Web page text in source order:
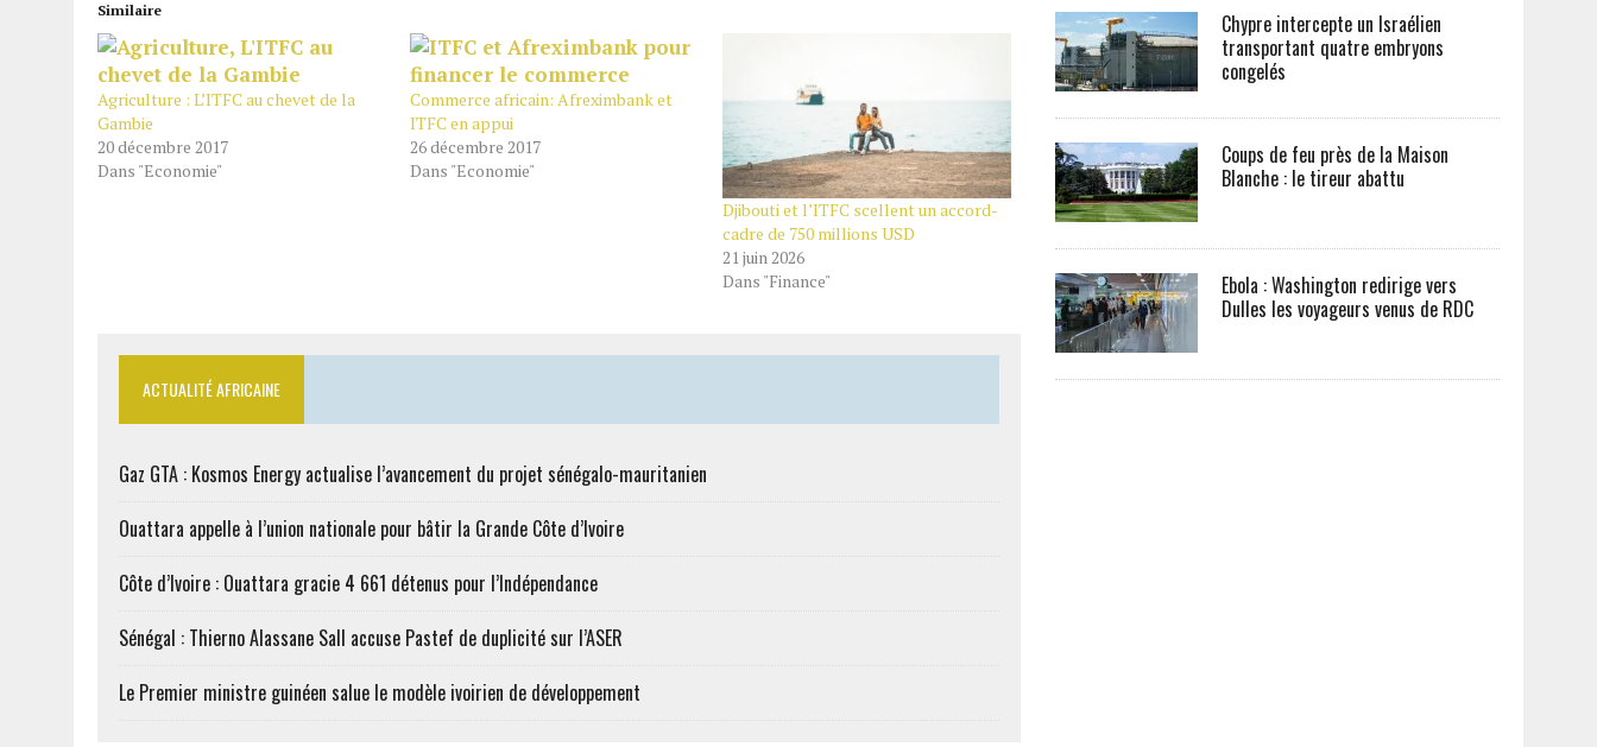
Similaire
Agriculture : L’ITFC au chevet de la
Gambie
20 décembre 2017
Dans "Economie"
Commerce africain: Afreximbank et
ITFC en appui
26 décembre 2017
Dans "Economie"
Djibouti et l’ITFC scellent un accord-
cadre de 750 millions USD
21 juin 2026
Dans "Finance"
ACTUALITÉ AFRICAINE
Gaz GTA : Kosmos Energy actualise l’avancement du projet sénégalo-mauritanien
Ouattara appelle à l’union nationale pour bâtir la Grande Côte d’Ivoire
Côte d’Ivoire : Ouattara gracie 4 661 détenus pour l’Indépendance
Sénégal : Thierno Alassane Sall accuse Pastef de duplicité sur l’ASER
Le Premier ministre guinéen salue le modèle ivoirien de développement
Chypre intercepte un Israélien
transportant quatre embryons
congelés
Coups de feu près de la Maison
Blanche : le tireur abattu
Ebola : Washington redirige vers
Dulles les voyageurs venus de RDC